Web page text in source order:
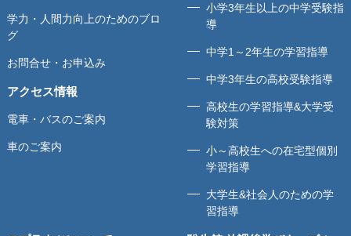
学力・人間力向上のためのブロ
グ
お問合せ・お申込み
アクセス情報
電車・バスのご案内
車のご案内
小学3年生以上の中学受験指
導
中学1～2年生の学習指導
中学3年生の高校受験指導
高校生の学習指導&大学受
験対策
小～高校生への在宅型個別
学習指導
大学生&社会人のための学
習指導